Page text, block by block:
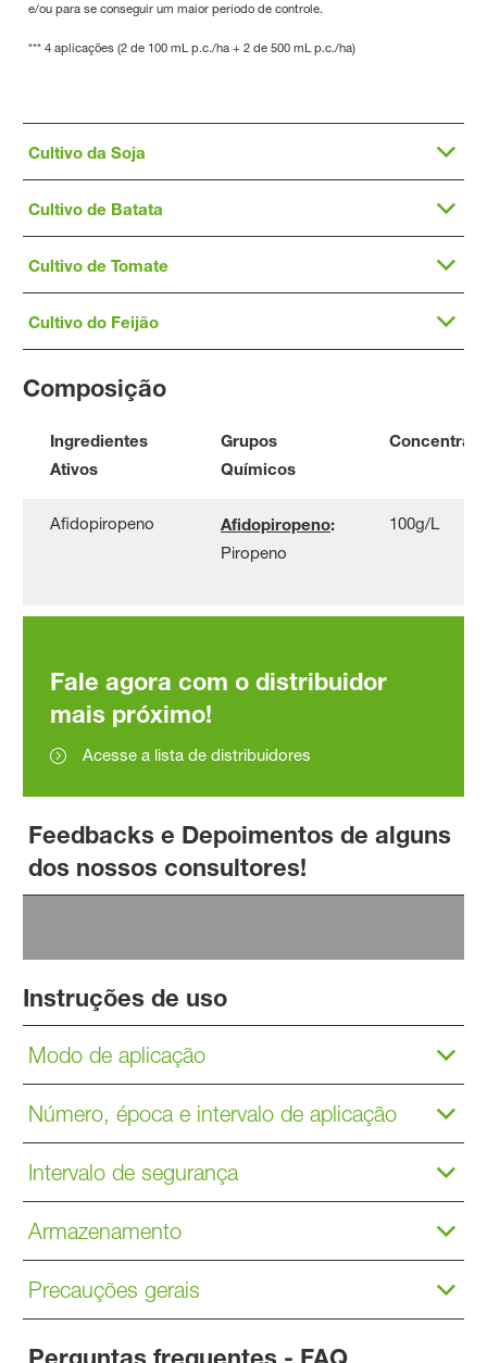
e/ou para se conseguir um maior período de controle.
*** 4 aplicações (2 de 100 mL p.c./ha + 2 de 500 mL p.c./ha)
Cultivo da Soja
Cultivo de Batata
Cultivo de Tomate
Cultivo do Feijão
Composição
Ingredientes
Ativos
Grupos
Químicos
Afidopiropeno Afidopiropeno:
Piropeno
100g/L
Fale agora com o distribuidor
mais próximo!
Acesse a lista de distribuidores
Feedbacks e Depoimentos de alguns
dos nossos consultores!
Instruções de uso
Modo de aplicação
Número, época e intervalo de aplicação
Intervalo de segurança
Armazenamento
Precauções gerais